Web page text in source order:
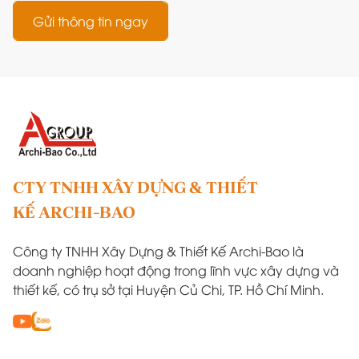
Gửi thông tin ngay
CTY TNHH XÂY DỰNG & THIẾT
KẾ ARCHI-BAO
Công ty TNHH Xây Dựng & Thiết Kế Archi-Bao là
doanh nghiệp hoạt động trong lĩnh vực xây dựng và
thiết kế, có trụ sở tại Huyện Củ Chi, TP. Hồ Chí Minh.